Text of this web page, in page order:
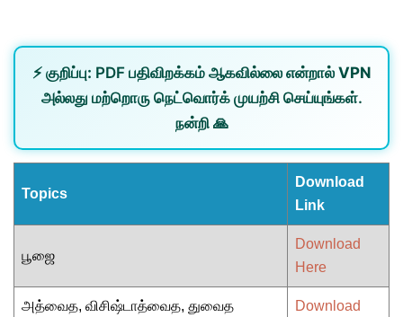
⚡ குறிப்பு: PDF பதிவிறக்கம் ஆகவில்லை என்றால் VPN
அல்லது மற்றொரு நெட்வொர்க்முயற்சி செய்யுங்கள்.
நன்றி 🙏
Topics
Download
Link
பூஜை
Download
Here
அத்வைத, விசிஷ்டாத்வைத, துவைத
Download